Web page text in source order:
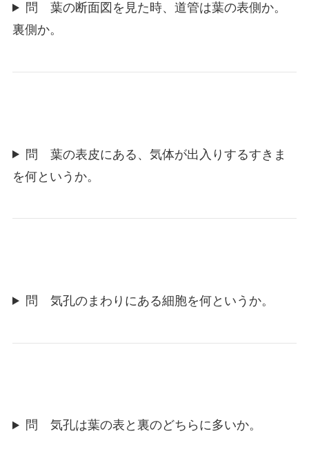
問 葉の断面図を見た時、道管は葉の表側か。
裏側か。
問 葉の表皮にある、気体が出入りするすきま
を何というか。
問 気孔のまわりにある細胞を何というか。
問 気孔は葉の表と裏のどちらに多いか。